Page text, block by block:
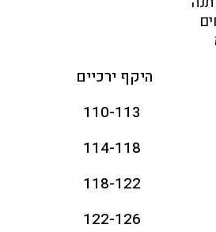
היקף ירכיים
110-113
114-118
118-122
122-126